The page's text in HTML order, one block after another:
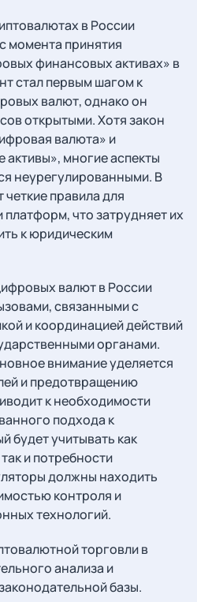
в России
момента принятия
финансовых активах» в
стал первым шагом к
валют, однако он
открытыми. Хотя закон
валюта» и
многие аспекты
неурегулированными. В
правила для
что затрудняет их
к юридическим
валют в России
связанными с
и координацией действий
органами.
внимание уделяется
и предотвращению
к необходимости
подхода к
будет учитывать как
и потребности
должны находить
контроля и
технологий.
торговли в
анализа и
базы.